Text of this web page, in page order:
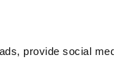
provide social